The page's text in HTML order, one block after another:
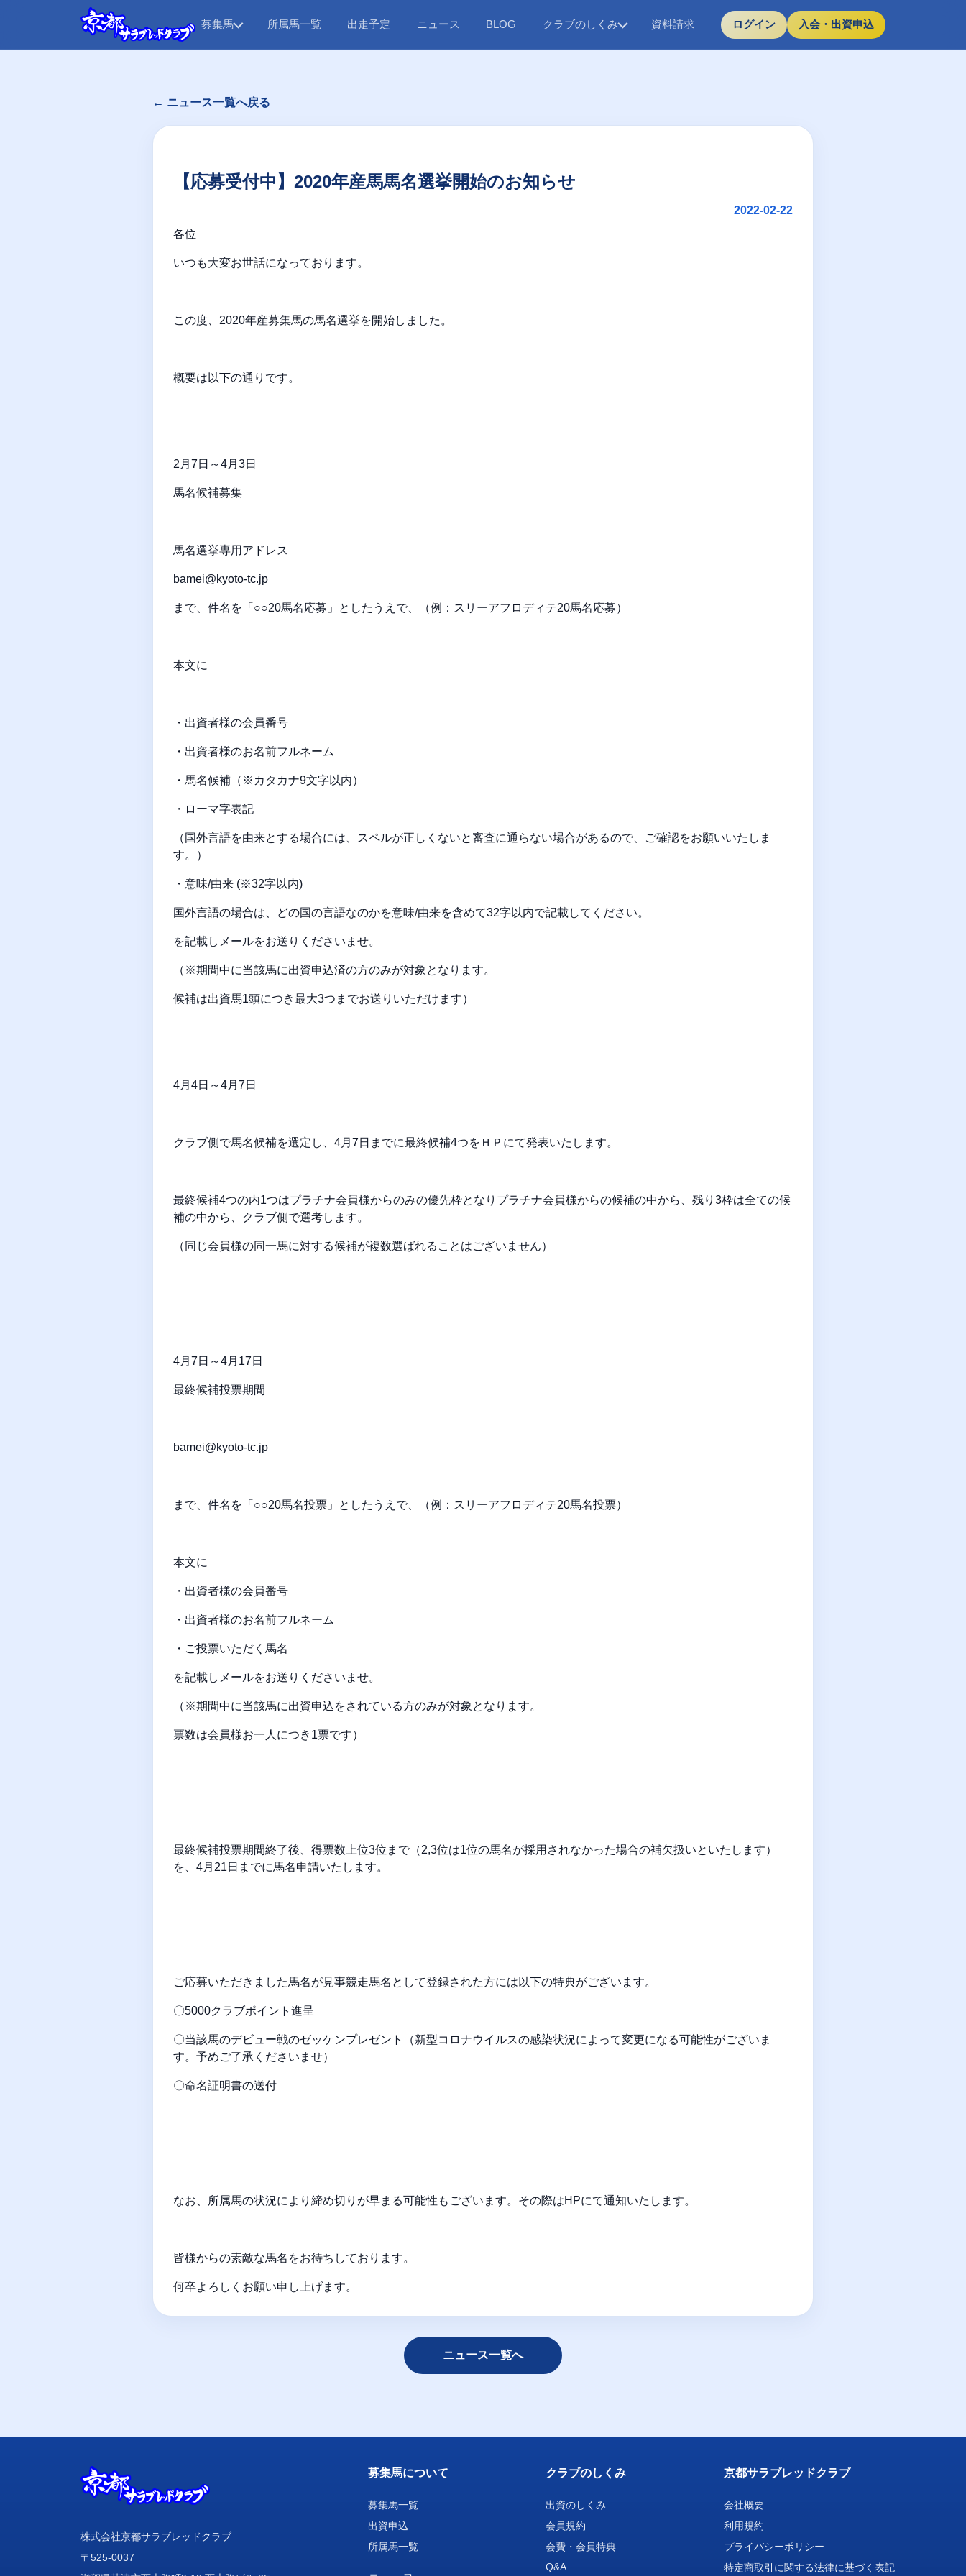
募集馬 所属馬一覧 出走予定 ニュース BLOG クラブのしくみ 資料請求 ログイン 入会・出資申込
← ニュース一覧へ戻る
【応募受付中】2020年産馬馬名選挙開始のお知らせ
2022-02-22
各位
いつも大変お世話になっております。
この度、2020年産募集馬の馬名選挙を開始しました。
概要は以下の通りです。
2月7日～4月3日
馬名候補募集
馬名選挙専用アドレス
bamei@kyoto-tc.jp
まで、件名を「○○20馬名応募」としたうえで、（例：スリーアフロディテ20馬名応募）
本文に
・出資者様の会員番号
・出資者様のお名前フルネーム
・馬名候補（※カタカナ9文字以内）
・ローマ字表記
（国外言語を由来とする場合には、スペルが正しくないと審査に通らない場合があるので、ご確認をお願いいたしま
す。）
・意味/由来 (※32字以内)
国外言語の場合は、どの国の言語なのかを意味/由来を含めて32字以内で記載してください。
を記載しメールをお送りくださいませ。
（※期間中に当該馬に出資申込済の方のみが対象となります。
候補は出資馬1頭につき最大3つまでお送りいただけます）
4月4日～4月7日
クラブ側で馬名候補を選定し、4月7日までに最終候補4つをＨＰにて発表いたします。
最終候補4つの内1つはプラチナ会員様からのみの優先枠となりプラチナ会員様からの候補の中から、残り3枠は全ての候
補の中から、クラブ側で選考します。
（同じ会員様の同一馬に対する候補が複数選ばれることはございません）
4月7日～4月17日
最終候補投票期間
bamei@kyoto-tc.jp
まで、件名を「○○20馬名投票」としたうえで、（例：スリーアフロディテ20馬名投票）
本文に
・出資者様の会員番号
・出資者様のお名前フルネーム
・ご投票いただく馬名
を記載しメールをお送りくださいませ。
（※期間中に当該馬に出資申込をされている方のみが対象となります。
票数は会員様お一人につき1票です）
最終候補投票期間終了後、得票数上位3位まで（2,3位は1位の馬名が採用されなかった場合の補欠扱いといたします）
を、4月21日までに馬名申請いたします。
ご応募いただきました馬名が見事競走馬名として登録された方には以下の特典がございます。
〇5000クラブポイント進呈
〇当該馬のデビュー戦のゼッケンプレゼント（新型コロナウイルスの感染状況によって変更になる可能性がございま
す。予めご了承くださいませ）
〇命名証明書の送付
なお、所属馬の状況により締め切りが早まる可能性もございます。その際はHPにて通知いたします。
皆様からの素敵な馬名をお待ちしております。
何卒よろしくお願い申し上げます。
ニュース一覧へ
株式会社京都サラブレッドクラブ
〒525-0037
募集馬について
募集馬一覧
出資申込
所属馬一覧
クラブのしくみ
出資のしくみ
会員規約
会費・会員特典
Q&A
京都サラブレッドクラブ
会社概要
利用規約
プライバシーポリシー
特定商取引に関する法律に基づく表記